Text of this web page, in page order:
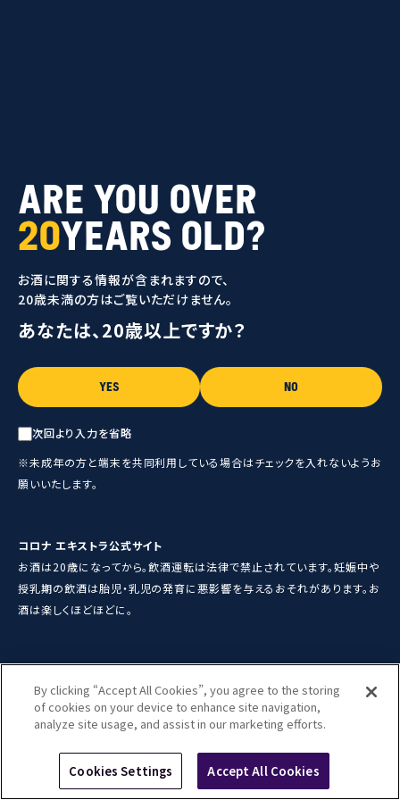
ARE YOU OVER
20YEARS OLD?
お酒に関する情報が含まれますので、
20歳未満の方はご覧いただけません。
あなたは、20歳以上ですか？
YES NO
次回より入力を省略
※未成年の方と端末を共同利用している場合はチェックを入れないようお
願いいたします。
コロナ エキストラ公式サイト
お酒は20歳になってから。飲酒運転は法律で禁止されています。妊娠中や
授乳期の飲酒は胎児・乳児の発育に悪影響を与えるおそれがあります。お
酒は楽しくほどほどに。
CORONA CERO
PROJECTS
PROTECT PARADISE
MEET CORONA
TODAY'S SUNSET TIME
SAPPORO
メールマガジン登録
利用規約
We should see more sunsets.
お酒は20歳になってから。飲酒運転は法律で禁止されています。
妊娠中や授乳期の飲酒は胎児・乳児の発育に悪影響を与える
おそれがあります。お酒は楽しくほどほどに。
CORONA CERO
PROJECTS
MEET CORONA
メールマガジン登録
プライバシーポリシー
利用規約
By clicking “Accept All Cookies”, you agree to the storing
of cookies on your device to enhance site navigation,
analyze site usage, and assist in our marketing efforts.
Cookies Settings Accept All Cookies